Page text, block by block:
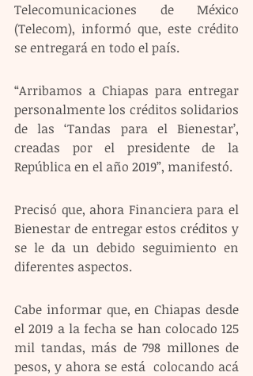
Telecomunicaciones de México
(Telecom), informó que, este crédito
se entregará en todo el país.
“Arribamos a Chiapas para entregar
personalmente los créditos solidarios
de las ‘Tandas para el Bienestar’,
creadas por el presidente de la
República en el año 2019”, manifestó.
Precisó que, ahora Financiera para el
Bienestar de entregar estos créditos y
se le da un debido seguimiento en
diferentes aspectos.
Cabe informar que, en Chiapas desde
el 2019 a la fecha se han colocado 125
mil tandas, más de 798 millones de
pesos, y ahora se está  colocando acá